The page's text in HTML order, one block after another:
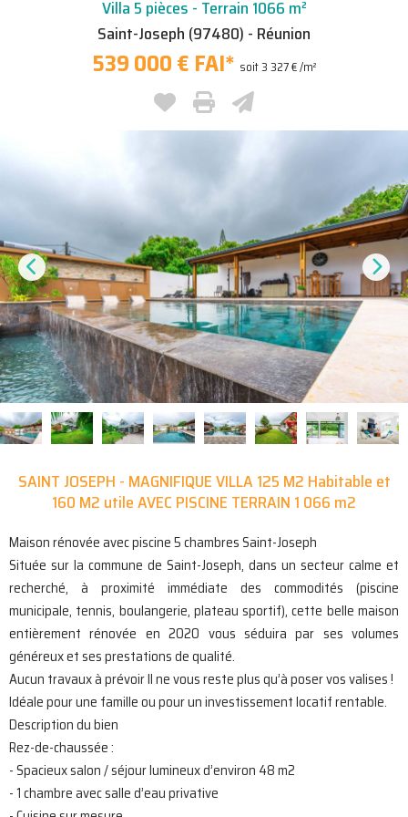
Villa 5 pièces - Terrain 1066 m²
Saint-Joseph (97480) - Réunion
539 000 € FAI* soit 3 327 € /m²
SAINT JOSEPH - MAGNIFIQUE VILLA 125 M2 Habitable et
160 M2 utile AVEC PISCINE TERRAIN 1 066 m2
Maison rénovée avec piscine 5 chambres Saint-Joseph
Située sur la commune de Saint-Joseph, dans un secteur calme et
recherché, à proximité immédiate des commodités (piscine
municipale, tennis, boulangerie, plateau sportif), cette belle maison
entièrement rénovée en 2020 vous séduira par ses volumes
généreux et ses prestations de qualité.
Aucun travaux à prévoir Il ne vous reste plus qu’à poser vos valises !
Idéale pour une famille ou pour un investissement locatif rentable.
Description du bien
Rez-de-chaussée :
- Spacieux salon / séjour lumineux d’environ 48 m2
- 1 chambre avec salle d’eau privative